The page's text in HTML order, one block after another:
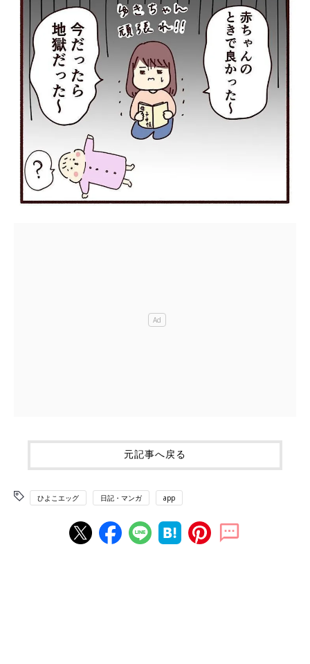
元記事へ戻る
ひよこエッグ 日記・マンガ app